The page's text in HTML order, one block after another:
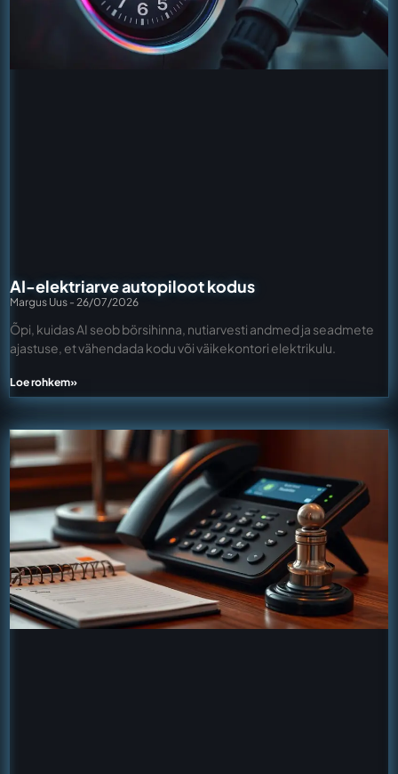
AI-elektriarve autopiloot kodus
Margus Uus 26/07/2026
Õpi, kuidas AI seob börsihinna, nutiarvesti andmed ja seadmete
ajastuse, et vähendada kodu või väikekontori elektrikulu.
Loe rohkem»